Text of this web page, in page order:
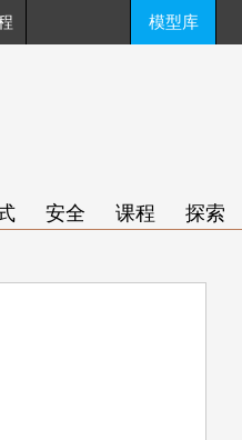
模型库
安全 课程 探索